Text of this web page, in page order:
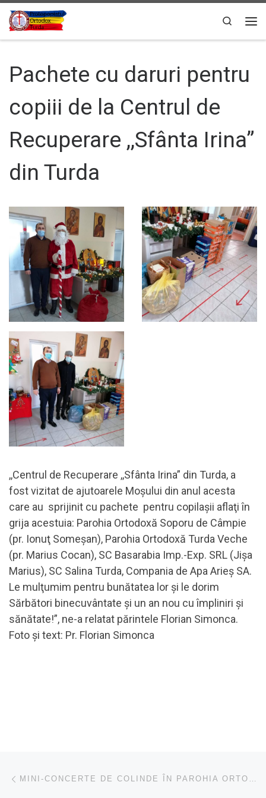
Sari la conținut
Search
Pachete cu daruri pentru
copiii de la Centrul de
Recuperare ,,Sfânta Irina”
din Turda
,,Centrul de Recuperare ,,Sfânta Irina” din Turda, a
fost vizitat de ajutoarele Moşului din anul acesta
care au sprijinit cu pachete pentru copilaşii aflaţi în
grija acestuia: Parohia Ortodoxă Soporu de Câmpie
(pr. Ionuţ Someşan), Parohia Ortodoxă Turda Veche
(pr. Marius Cocan), SC Basarabia Imp.-Exp. SRL (Jişa
Marius), SC Salina Turda, Compania de Apa Arieş SA.
Le mulţumim pentru bunătatea lor şi le dorim
Sărbători binecuvântate şi un an nou cu împliniri şi
sănătate!”, ne-a relatat părintele Florian Simonca.
Foto şi text: Pr. Florian Simonca
Navigare în articole MINI-CONCERTE DE COLINDE ÎN PAROHIA ORTODOXĂ CÂMPIA TURZII V